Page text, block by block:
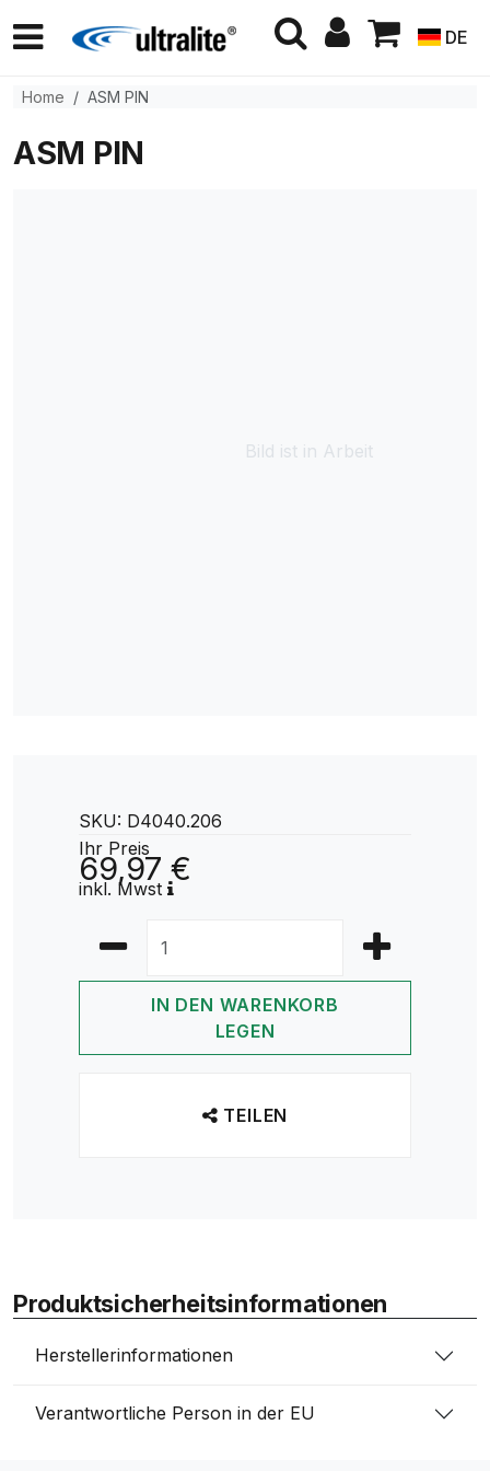
DE
Home ASM PIN
ASM PIN
Bild ist in Arbeit
SKU: D4040.206
Ihr Preis
69,97 €
inkl. Mwst
IN DEN WARENKORB
LEGEN
TEILEN
Produktsicherheitsinformationen
Herstellerinformationen
Verantwortliche Person in der EU